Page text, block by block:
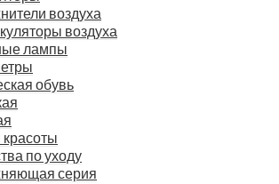
воздуха
воздуха
лампы
обувь
по уходу
серия